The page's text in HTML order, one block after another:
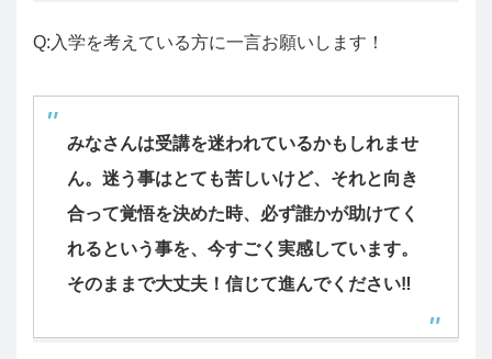
Q:入学を考えている方に一言お願いします！
みなさんは受講を迷われているかもしれませ
ん。迷う事はとても苦しいけど、それと向き
合って覚悟を決めた時、必ず誰かが助けてく
れるという事を、今すごく実感しています。
そのままで大丈夫！信じて進んでください‼︎